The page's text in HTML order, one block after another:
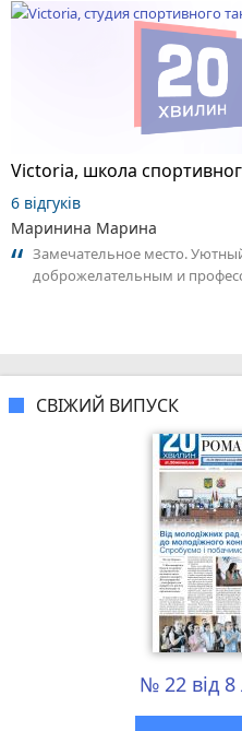
6 відгуків
Маринина Марина
Замечательное место.
доброжелательным и
СВІЖИЙ ВИПУСК
№ 22 від